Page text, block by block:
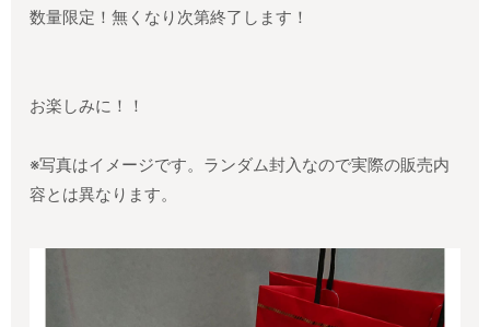
数量限定！無くなり次第終了します！
お楽しみに！！
※写真はイメージです。ランダム封入なので実際の販売内
容とは異なります。